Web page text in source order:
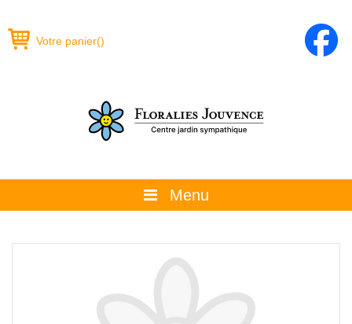
Votre panier()
Menu
La boutique
Promotions et évènements